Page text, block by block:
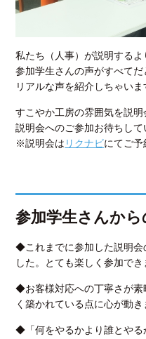
私たち（人事）が説明するよ
参加学生さんの声がすべて
リアルな声を紹介しちゃいま
すこやか工房の雰囲気を説明
説明会へのご参加お待ちし
※説明会は リクナビにてご
参加学生さんか
◆これまでに参加した説明会
した。とても楽しく参加でき
◆お客様対応への丁寧さが素
く築かれている点に心が動き
◆「何をやるかより誰とやる